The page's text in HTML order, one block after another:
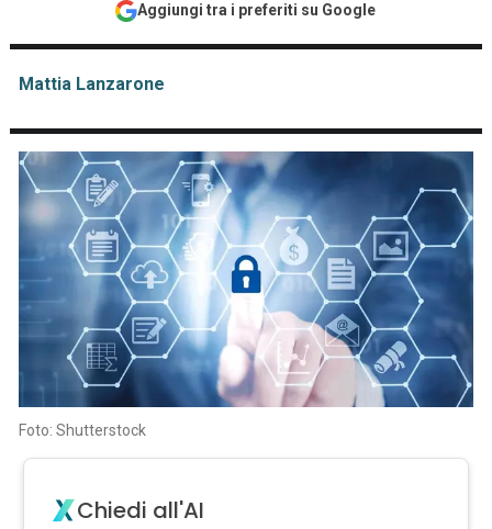
Aggiungi tra i preferiti su Google
Mattia Lanzarone
Foto: Shutterstock
Chiedi all'AI